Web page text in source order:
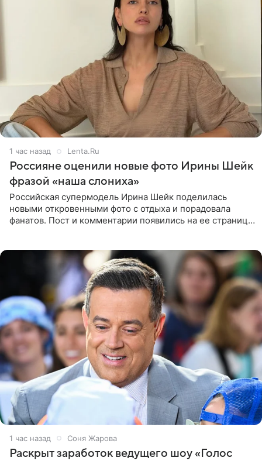
1 час назад Lenta.Ru
Россияне оценили новые фото Ирины Шейк
фразой «наша слониха»
Российская супермодель Ирина Шейк поделилась
новыми откровенными фото с отдыха и порадовала
фанатов. Пост и комментарии появились на ее странице
1 час назад Соня Жарова
Раскрыт заработок ведущего шоу «Голос